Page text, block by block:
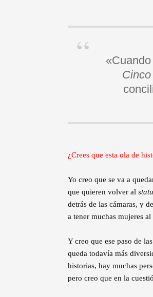
¿Crees que esta ola de
Yo creo que se va a
que quieren volver al
detrás de las cámaras, y
a tener muchas mujeres
Y creo que ese paso de
queda todavía más
historias, hay muchas
pero creo que en la